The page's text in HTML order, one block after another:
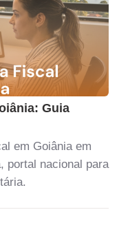
Guia
em Goiânia em
portal nacional para